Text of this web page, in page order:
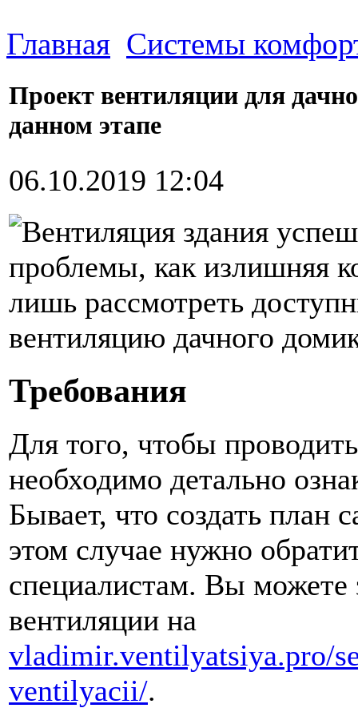
Главная Системы
Проект вентиляции для
данном этапе
06.10.2019 12:04
Вентиляция здания
проблемы, как излишняя
лишь рассмотреть
вентиляцию дачного
Требования
Для того, чтобы
необходимо детально
Бывает, что создать план
этом случае нужно
специалистам. Вы можете
вентиляции на
vladimir.ventilyatsiya.pro/
ventilyacii/.